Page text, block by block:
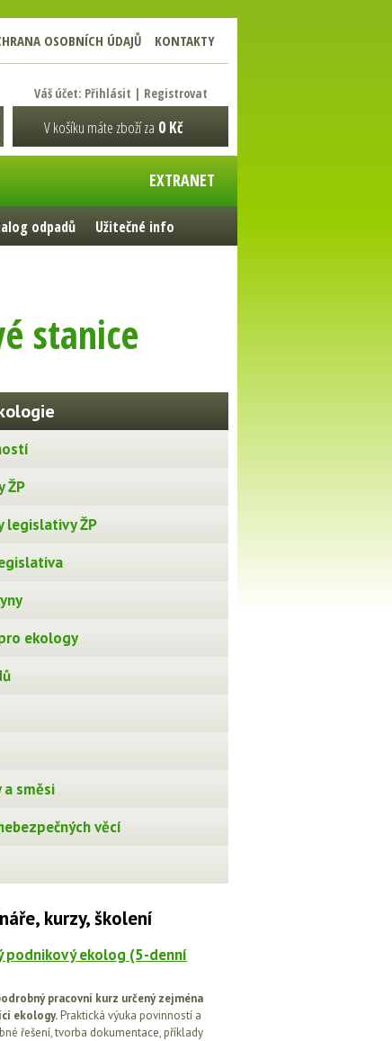
OSOBNÍCH ÚDAJŮ KONTAKTY
Váš účet: Přihlásit | Registrovat
V košíku máte zboží za 0 Kč
EXTRANET
odpadů Užitečné info
stanice
ŽP
legislativy ŽP
ekology
a směsi
věcí
kurzy, školení
podnikový ekolog (5-denní
pracovní kurz určený zejména
ekology. Praktická výuka povinností a
řešení, tvorba dokumentace, příklady